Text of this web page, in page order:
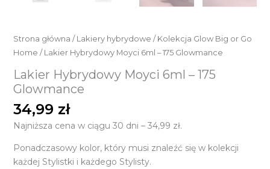
Strona główna / Lakiery hybrydowe / Kolekcja Glow Big or Go
Home / Lakier Hybrydowy Moyci 6ml – 175 Glowmance
Lakier Hybrydowy Moyci 6ml – 175
Glowmance
34,99 zł
Najniższa cena w ciągu 30 dni – 34,99 zł.
Ponadczasowy kolor, który musi znaleźć się w kolekcji
każdej Stylistki i każdego Stylisty.